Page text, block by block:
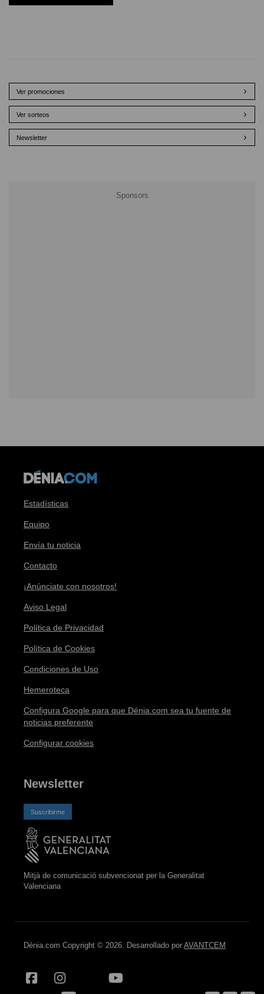
Ver promociones
Ver sorteos
Newsletter
Estadísticas
Equipo
Envía tu noticia
Contacto
¡Anúnciate con nosotros!
Aviso Legal
Política de Privacidad
Política de Cookies
Condiciones de Uso
Hemeroteca
Configura Google para que Dénia.com sea tu fuente de
noticias preferente
Configurar cookies
Newsletter
Suscribirme
Mitjà de comunicació subvencionat per la Generalitat
Valenciana
Dénia.com Copyright © 2026. Desarrollado por AVANTCEM